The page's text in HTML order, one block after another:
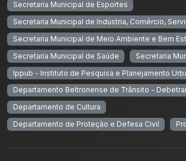
Secretaria Municipal de Esportes
Secretaria Municipal de Indústria, Comércio,
Secretaria Municipal de Meio Ambiente e Bem
Secretaria Municipal de Saúde
Secretaria
Ippub - Instituto de Pesquisa e Planejamento
Departamento Beltronense de Trânsito -
Departamento de Cultura
Departamento de Proteção e Defesa Civil